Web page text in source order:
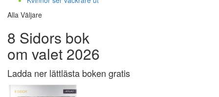
Alla Väljare
8 Sidors bok
om valet 2026
Ladda ner lättlästa boken gratis